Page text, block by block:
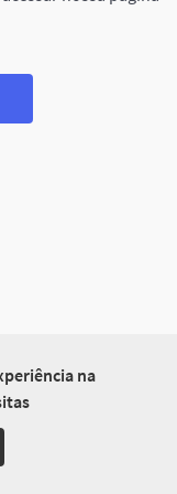
na